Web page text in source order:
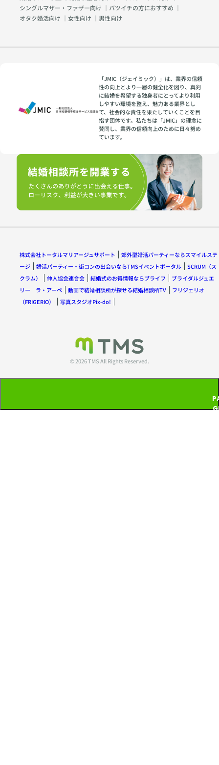
シングルマザー・ファザー向け ｜ バツイチの方におすすめ ｜
オタク婚活向け ｜ 女性向け ｜ 男性向け
「JMIC（ジェイミック）」は、業界の信頼
性の向上とより一層の健全化を図り、真剣
に結婚を希望する独身者にとってより利用
しやすい環境を整え、魅力ある業界とし
て、社会的な責任を果たしていくことを目
指す団体です。私たちは「JMIC」の理念に
賛同し、業界の信頼向上のために日々努め
ています。
株式会社トータルマリアージュサポート
郊外型婚活パーティーならスマイルステ
ージ
婚活パーティー・街コンの出会いならTMSイベントポータル
SCRUM（ス
クラム）
仲人協会連合会 結婚式のお得情報ならブライフ
ブライダルジュエ
リー ラ・アーペ
動画で結婚相談所が探せる結婚相談所TV
フリジェリオ
（FRIGERIO）
写真スタジオPix-do!
© 2026 TMS All Rights Reserved.